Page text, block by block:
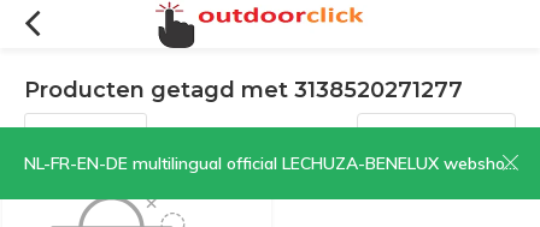
NL-FR-EN-DE multilingual official LECHUZA-BENELUX webshop | CLICK HERE NOW!
Producten getagd met 3138520271277
Filters Sorteren op: